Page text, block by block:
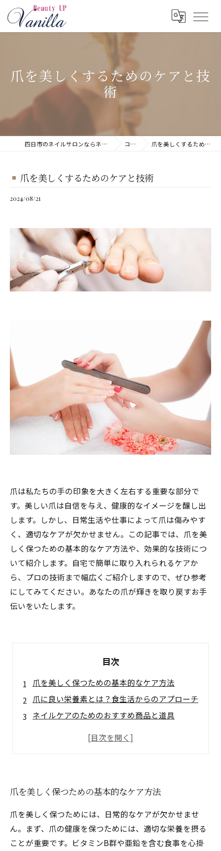
爪を美しくするためのケアと技
術
四日市のネイルサロンならネイルサロン Vanilla コラム 爪を美しくするためのケアと技術
爪を美しくするためのケアと技術
2024/08/21
爪は私たちの手の印象を大きく左右する重要な部分で
す。美しい爪は自信を与え、健康的なイメージを醸し出
します。しかし、日常生活や仕事によって爪は傷みやす
く、適切なケアが欠かせません。この記事では、爪を美
しく保つための基本的なケア方法や、効果的な技術につ
いて紹介します。自宅で簡単に取り入れられるケアか
ら、プロの技術まで幅広くご紹介しますので、ぜひ参考
にしてみてください。あなたの爪が輝きを取り戻すお手
伝いをいたします。
目次
爪を美しく保つための基本的なケア方法
爪に良い栄養素とは？食生活からのアプローチ
ネイルケアのためのおすすめ商品と道具
爪を美しく見せるためのネイルアート技術
爪を美しく保つための基本的なケア方法
爪を美しく保つためには、日常的なケアが欠かせませ
ん。まず、爪の健康を保つためには、適切な栄養を摂る
ことが重要です。ビタミンB群や亜鉛を含む食事を心掛